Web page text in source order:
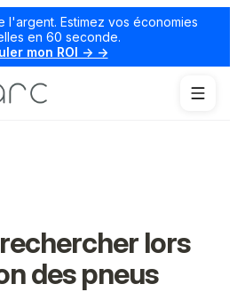
Estimez vos économies
en 60 seconde.
mon ROI → →
lors
des pneus